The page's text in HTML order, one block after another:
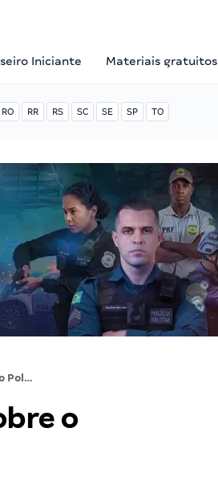
Iniciante Materiais gratuitos
RO RR RS SC SE SP TO
Concurso Polícia Penal RS: tudo sobre o cargo de Técnico Administrativo!
o